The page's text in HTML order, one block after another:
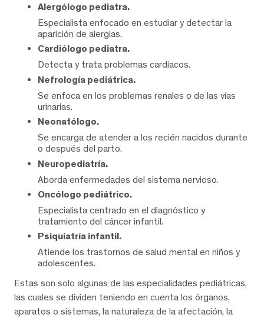
Alergólogo pediatra.
Especialista enfocado en estudiar y detectar la
aparición de alergias.
Cardiólogo pediatra.
Detecta y trata problemas cardiacos.
Nefrología pediátrica.
Se enfoca en los problemas renales o de las vías
urinarias.
Neonatólogo.
Se encarga de atender a los recién nacidos durante
o después del parto.
Neuropediatría.
Aborda enfermedades del sistema nervioso.
Oncólogo pediátrico.
Especialista centrado en el diagnóstico y
tratamiento del cáncer infantil.
Psiquiatría infantil.
Atiende los trastornos de salud mental en niños y
adolescentes.
Estas son solo algunas de las especialidades pediátricas,
las cuales se dividen teniendo en cuenta los órganos,
aparatos o sistemas, la naturaleza de la afectación, la